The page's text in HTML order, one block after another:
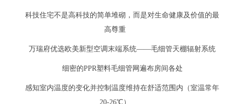
科技住宅不是高科技的简单堆砌，而是对生命健康及价值的最
高尊重
万瑞府优选欧美新型空调末端系统——毛细管天棚辐射系统
细密的PPR塑料毛细管网遍布房间各处
感知室内温度的变化并控制温度维持在舒适范围内（室温常年
20-26℃）